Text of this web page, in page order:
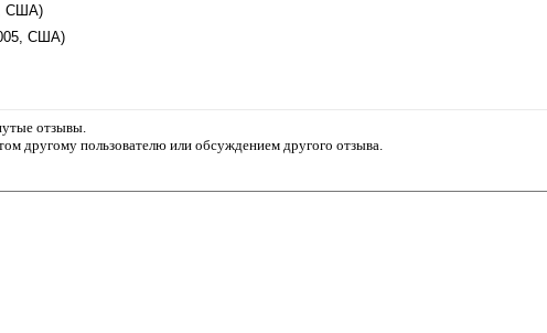
США)
США)
отзывы.
другому пользователю или обсуждением другого отзыва.